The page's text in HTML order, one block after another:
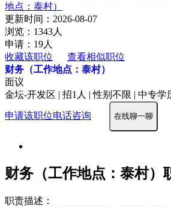
地点：泰村）
更新时间：2026-08-07
浏览：1343人
申请：19人
收藏该职位
查看相似职位
财务（工作地点：泰村）
面议
金坛-开发区 | 招1人 | 性别不限 | 中专
申请该职位电话咨询 在线聊一聊
财务（工作地点：泰村）
职责描述：